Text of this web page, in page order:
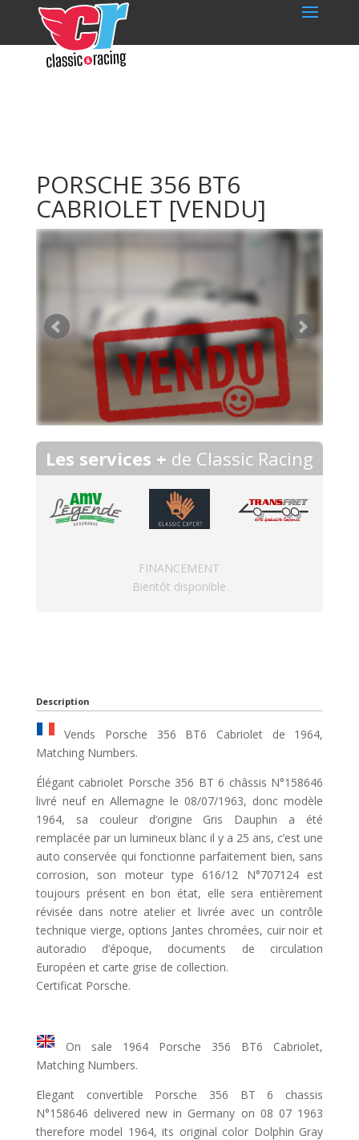
PORSCHE 356 BT6
CABRIOLET [VENDU]
Les services + de Classic Racing
FINANCEMENT
Bientôt disponible
Description
Vends Porsche 356 BT6 Cabriolet de 1964,
Matching Numbers.
Élégant cabriolet Porsche 356 BT 6 châssis N°158646
livré neuf en Allemagne le 08/07/1963, donc modèle
1964, sa couleur d’origine Gris Dauphin a été
remplacée par un lumineux blanc il y a 25 ans, c’est une
auto conservée qui fonctionne parfaitement bien, sans
corrosion, son moteur type 616/12 N°707124 est
toujours présent en bon état, elle sera entièrement
révisée dans notre atelier et livrée avec un contrôle
technique vierge, options Jantes chromées, cuir noir et
autoradio d’époque, documents de circulation
Européen et carte grise de collection.
Certificat Porsche.
On sale 1964 Porsche 356 BT6 Cabriolet,
Matching Numbers.
Elegant convertible Porsche 356 BT 6 chassis
N°158646 delivered new in Germany on 08 07 1963
therefore model 1964, its original color Dolphin Gray